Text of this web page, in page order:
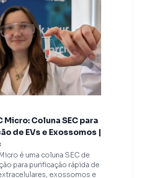
Micro: Coluna SEC para
de EVs e Exossomos |
é uma coluna SEC de
para purificação rápida de
exossomos e